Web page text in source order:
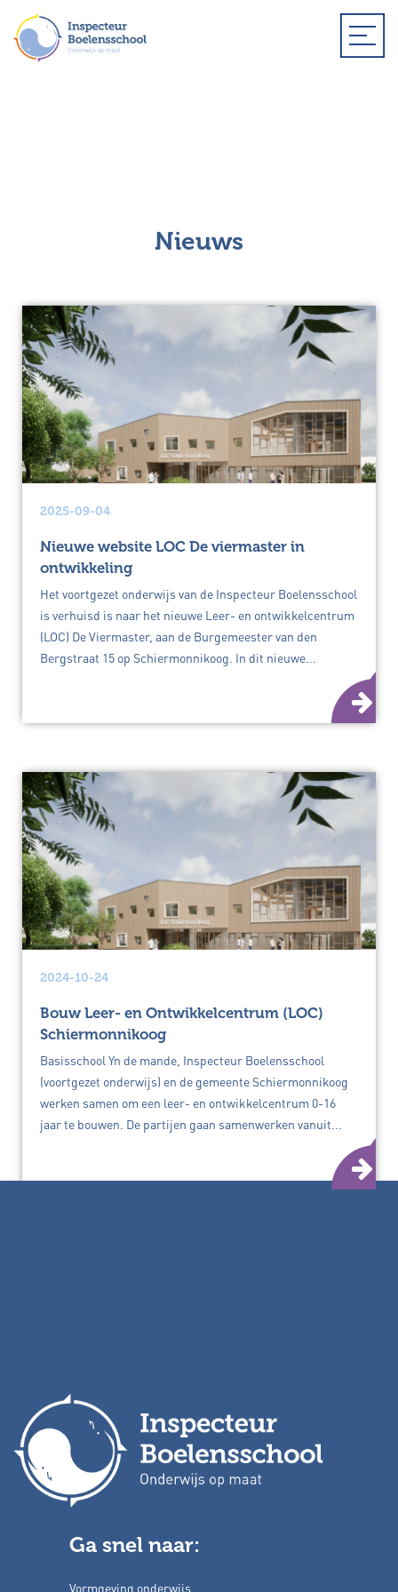
Nieuws
2025-09-04
Nieuwe website LOC De viermaster in
ontwikkeling
Het voortgezet onderwijs van de Inspecteur Boelensschool
is verhuisd is naar het nieuwe Leer- en ontwikkelcentrum
(LOC) De Viermaster, aan de Burgemeester van den
Bergstraat 15 op Schiermonnikoog. In dit nieuwe...
2024-10-24
Bouw Leer- en Ontwikkelcentrum (LOC)
Schiermonnikoog
Basisschool Yn de mande, Inspecteur Boelensschool
(voortgezet onderwijs) en de gemeente Schiermonnikoog
werken samen om een leer- en ontwikkelcentrum 0-16
jaar te bouwen. De partijen gaan samenwerken vanuit...
Ga snel naar:
Vormgeving onderwijs